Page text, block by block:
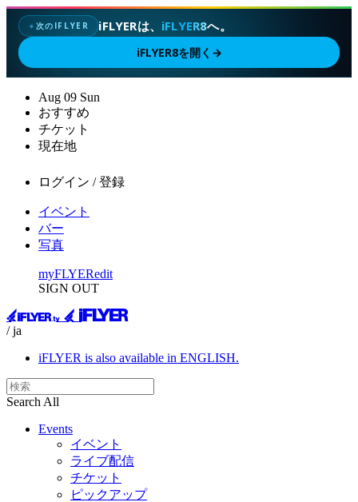
✦次のIFLYER iFLYERは、 iFLYER8へ。
iFLYER8を開く →
Aug 09 Sun
おすすめ
チケット
現在地
ログイン / 登録
イベント
バー
写真
myFLYERedit
SIGN OUT
/ ja
iFLYER is also available in ENGLISH.
Search All
Events
イベント
ライブ配信
チケット
ピックアップ